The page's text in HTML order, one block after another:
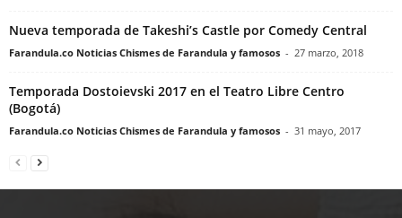
Nueva temporada de Takeshi’s Castle por Comedy Central
Farandula.co Noticias Chismes de Farandula y famosos - 27 marzo, 2018
Temporada Dostoievski 2017 en el Teatro Libre Centro
(Bogotá)
Farandula.co Noticias Chismes de Farandula y famosos - 31 mayo, 2017